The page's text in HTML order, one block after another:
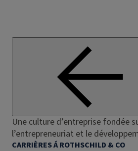
Une culture d’entreprise fondée
l’entrepreneuriat et le
CARRIÈRES Á ROTHSCHILD & CO